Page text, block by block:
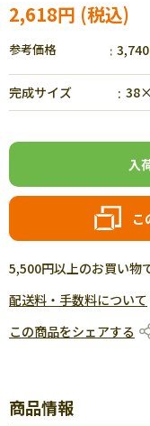
2,618円
参考価格
完成サイズ
入
こ
5,500円以上のお買い物
配送料・手数料について
この商品をシェアする
商品情報